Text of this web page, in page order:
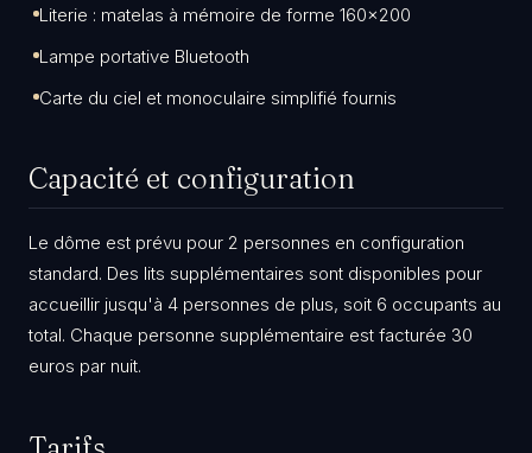
Literie : matelas à mémoire de forme 160×200
Lampe portative Bluetooth
Carte du ciel et monoculaire simplifié fournis
Capacité et configuration
Le dôme est prévu pour 2 personnes en configuration
standard. Des lits supplémentaires sont disponibles pour
accueillir jusqu'à 4 personnes de plus, soit 6 occupants au
total. Chaque personne supplémentaire est facturée 30
euros par nuit.